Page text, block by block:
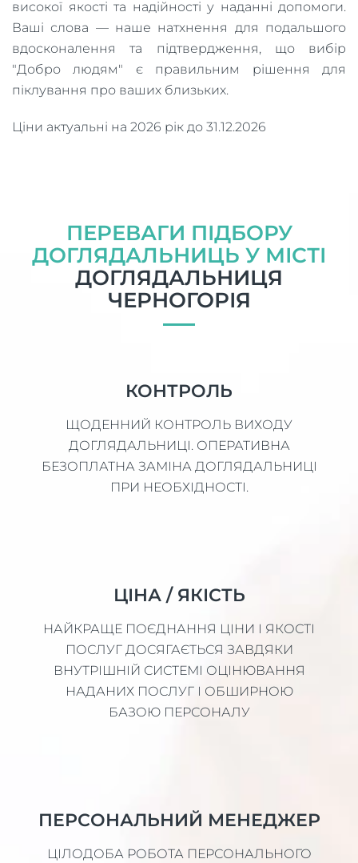
високої якості та надійності у наданні допомоги.
Ваші слова — наше натхнення для подальшого
вдосконалення та підтвердження, що вибір
"Добро людям" є правильним рішення для
піклування про ваших близьких.
Ціни актуальні на 2026 рік до 31.12.2026
ПЕРЕВАГИ ПІДБОРУ
ДОГЛЯДАЛЬНИЦЬ У МІСТІ
ДОГЛЯДАЛЬНИЦЯ
ЧЕРНОГОРІЯ
КОНТРОЛЬ
ЩОДЕННИЙ КОНТРОЛЬ ВИХОДУ
ДОГЛЯДАЛЬНИЦІ. ОПЕРАТИВНА
БЕЗОПЛАТНА ЗАМІНА ДОГЛЯДАЛЬНИЦІ
ПРИ НЕОБХІДНОСТІ.
ЦІНА / ЯКІСТЬ
НАЙКРАЩЕ ПОЄДНАННЯ ЦІНИ І ЯКОСТІ
ПОСЛУГ ДОСЯГАЄТЬСЯ ЗАВДЯКИ
ВНУТРІШНІЙ СИСТЕМІ ОЦІНЮВАННЯ
НАДАНИХ ПОСЛУГ І ОБШИРНОЮ
БАЗОЮ ПЕРСОНАЛУ
ПЕРСОНАЛЬНИЙ МЕНЕДЖЕР
ЦІЛОДОБА РОБОТА ПЕРСОНАЛЬНОГО